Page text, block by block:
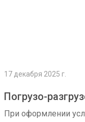
17 декабря 2025 г.
Погрузо-
При оформлении